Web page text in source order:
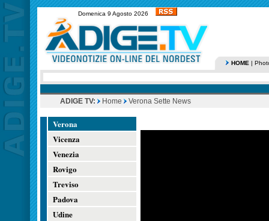
Domenica 9 Agosto 2026
HOME |
ADIGE TV: Home Verona Sette News
Verona
Vicenza
Venezia
Rovigo
Treviso
Padova
Udine